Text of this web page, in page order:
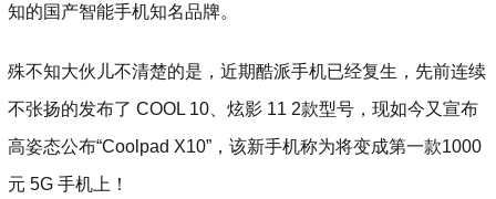
知的国产智能手机知名品牌。
殊不知大伙儿不清楚的是，近期酷派手机已经复生，先前连续
不张扬的发布了 COOL 10、炫影 11 2款型号，现如今又宣布
高姿态公布“Coolpad X10”，该新手机称为将变成第一款1000
元 5G 手机上！